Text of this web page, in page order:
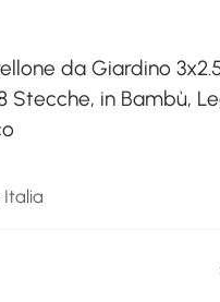
da Giardino
Stecche, in Bambù,
Italia